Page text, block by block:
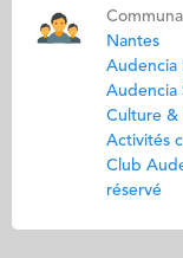
Nantes
Audencia
Audencia
Culture &
Activités
Club
réservé